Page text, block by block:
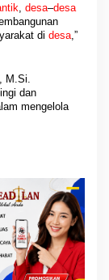
desa–desa
di desa ,”
M.Si.
dan
mengelola